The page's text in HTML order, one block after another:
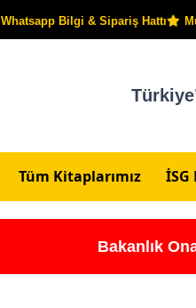
Whatsapp Bilgi & Sipariş Hattı
Tüm Kitaplarımız
Bakanlık